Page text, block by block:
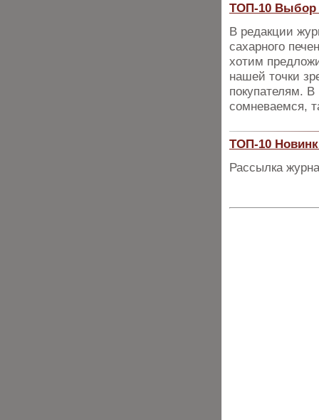
ТОП-10 Выбор
В редакции
сахарного
хотим
нашей точки
покупателям.
сомневаемся,
ТОП-10
Рассылка